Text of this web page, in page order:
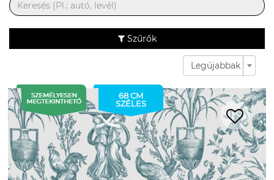
Szűrők
Legújabbak
68 CM
SZÉLES